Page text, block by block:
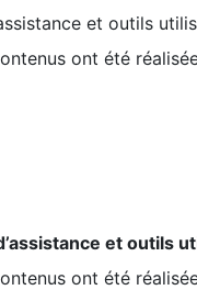
et outils
ont été
et outils
ont été